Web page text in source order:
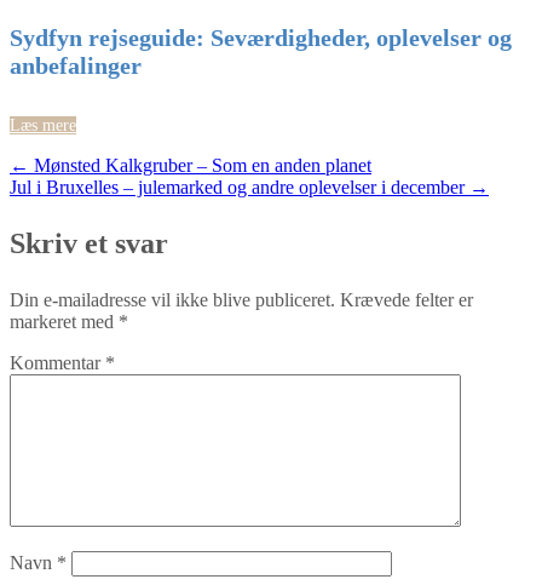
Sydfyn rejseguide: Seværdigheder, oplevelser og
anbefalinger
Læs mere
Post
← Mønsted Kalkgruber – Som en anden planet
Jul i Bruxelles – julemarked og andre oplevelser i december →
Skriv et svar
Din e-mailadresse vil ikke blive publiceret. Krævede felter er
markeret med *
Kommentar *
Navn *